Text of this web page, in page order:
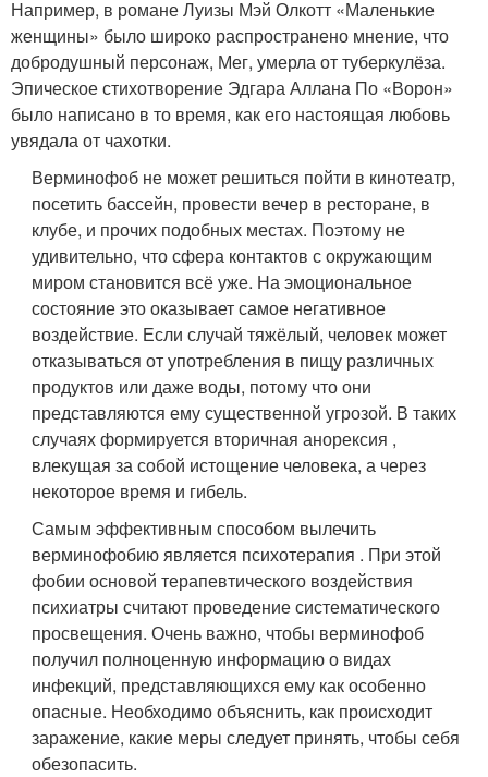
Например, в романе Луизы Мэй Олкотт «Маленькие
женщины» было широко распространено мнение, что
добродушный персонаж, Мег, умерла от туберкулёза.
Эпическое стихотворение Эдгара Аллана По «Ворон»
было написано в то время, как его настоящая любовь
увядала от чахотки.
Верминофоб не может решиться пойти в кинотеатр,
посетить бассейн, провести вечер в ресторане, в
клубе, и прочих подобных местах. Поэтому не
удивительно, что сфера контактов с окружающим
миром становится всё уже. На эмоциональное
состояние это оказывает самое негативное
воздействие. Если случай тяжёлый, человек может
отказываться от употребления в пищу различных
продуктов или даже воды, потому что они
представляются ему существенной угрозой. В таких
случаях формируется вторичная анорексия ,
влекущая за собой истощение человека, а через
некоторое время и гибель.
Самым эффективным способом вылечить
верминофобию является психотерапия . При этой
фобии основой терапевтического воздействия
психиатры считают проведение систематического
просвещения. Очень важно, чтобы верминофоб
получил полноценную информацию о видах
инфекций, представляющихся ему как особенно
опасные. Необходимо объяснить, как происходит
заражение, какие меры следует принять, чтобы себя
обезопасить.